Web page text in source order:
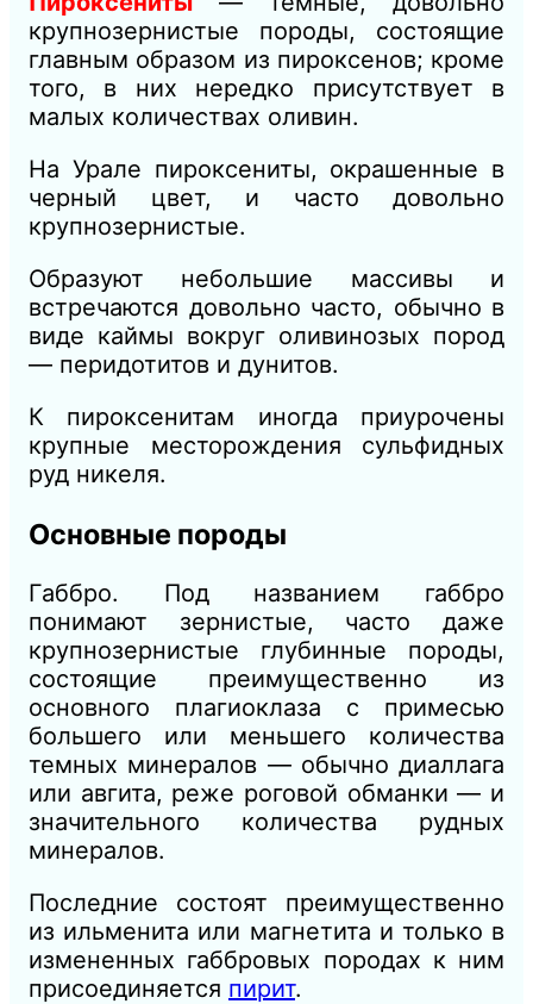
крупнозернистые породы, состоящие
главным образом из пироксенов; кроме
того, в них нередко присутствует в
малых количествах оливин.
На Урале пироксениты, окрашенные в
черный цвет, и часто довольно
крупнозернистые.
Образуют небольшие массивы и
встречаются довольно часто, обычно в
виде каймы вокруг оливинозых пород
— перидотитов и дунитов.
К пироксенитам иногда приурочены
крупные месторождения сульфидных
руд никеля.
Основные породы
Габбро. Под названием габбро
понимают зернистые, часто даже
крупнозернистые глубинные породы,
состоящие преимущественно из
основного плагиоклаза с примесью
большего или меньшего количества
темных минералов — обычно диаллага
или авгита, реже роговой обманки — и
значительного количества рудных
минералов.
Последние состоят преимущественно
из ильменита или магнетита и только в
измененных габбровых породах к ним
присоединяется пирит.